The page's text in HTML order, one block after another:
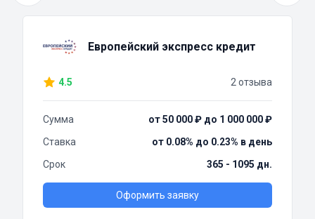
Европейский экспресс кредит
4.5 2 отзыва
Сумма
от 50 000 ₽ до 1 000 000 ₽
Ставка
от 0.08% до 0.23% в день
Срок
365 - 1095 дн.
Оформить заявку